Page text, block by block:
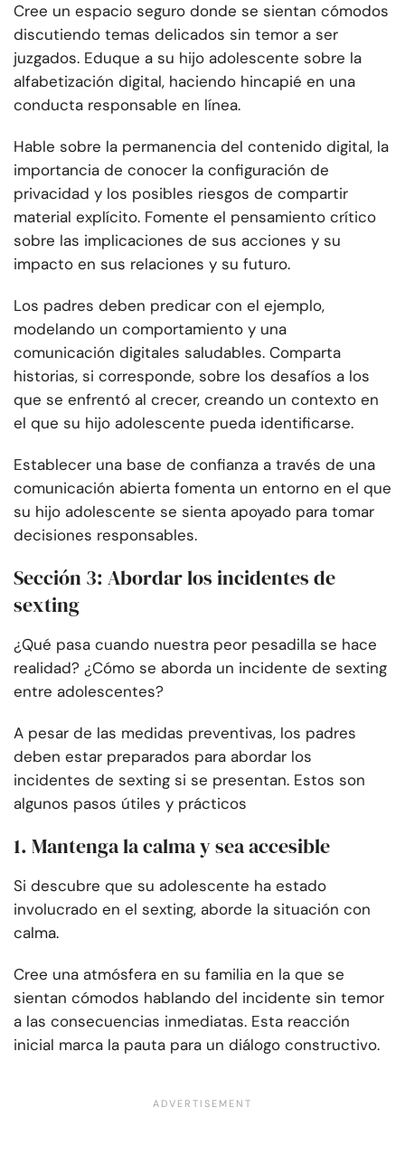
Cree un espacio seguro donde se sientan cómodos
discutiendo temas delicados sin temor a ser
juzgados. Eduque a su hijo adolescente sobre la
alfabetización digital, haciendo hincapié en una
conducta responsable en línea.
Hable sobre la permanencia del contenido digital, la
importancia de conocer la configuración de
privacidad y los posibles riesgos de compartir
material explícito. Fomente el pensamiento crítico
sobre las implicaciones de sus acciones y su
impacto en sus relaciones y su futuro.
Los padres deben predicar con el ejemplo,
modelando un comportamiento y una
comunicación digitales saludables. Comparta
historias, si corresponde, sobre los desafíos a los
que se enfrentó al crecer, creando un contexto en
el que su hijo adolescente pueda identificarse.
Establecer una base de confianza a través de una
comunicación abierta fomenta un entorno en el que
su hijo adolescente se sienta apoyado para tomar
decisiones responsables.
Sección 3: Abordar los incidentes de
sexting
¿Qué pasa cuando nuestra peor pesadilla se hace
realidad? ¿Cómo se aborda un incidente de sexting
entre adolescentes?
A pesar de las medidas preventivas, los padres
deben estar preparados para abordar los
incidentes de sexting si se presentan. Estos son
algunos pasos útiles y prácticos
1. Mantenga la calma y sea accesible
Si descubre que su adolescente ha estado
involucrado en el sexting, aborde la situación con
calma.
Cree una atmósfera en su familia en la que se
sientan cómodos hablando del incidente sin temor
a las consecuencias inmediatas. Esta reacción
inicial marca la pauta para un diálogo constructivo.